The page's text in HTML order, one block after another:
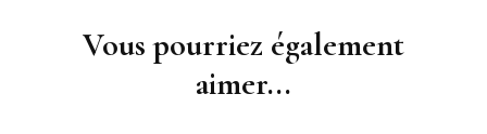
Vous pourriez également
aimer...